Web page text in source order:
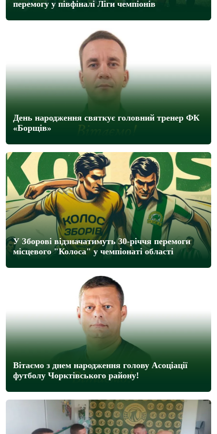
перемогу у півфіналі Ліги чемпіонів
День народження святкує головний тренер ФК
«Борщів»
У Зборові відзначатимуть 30-річчя перемоги
місцевого "Колоса" у чемпіонаті області
Вітаємо з днем народження голову Асоціації
футболу Чорктівського району!